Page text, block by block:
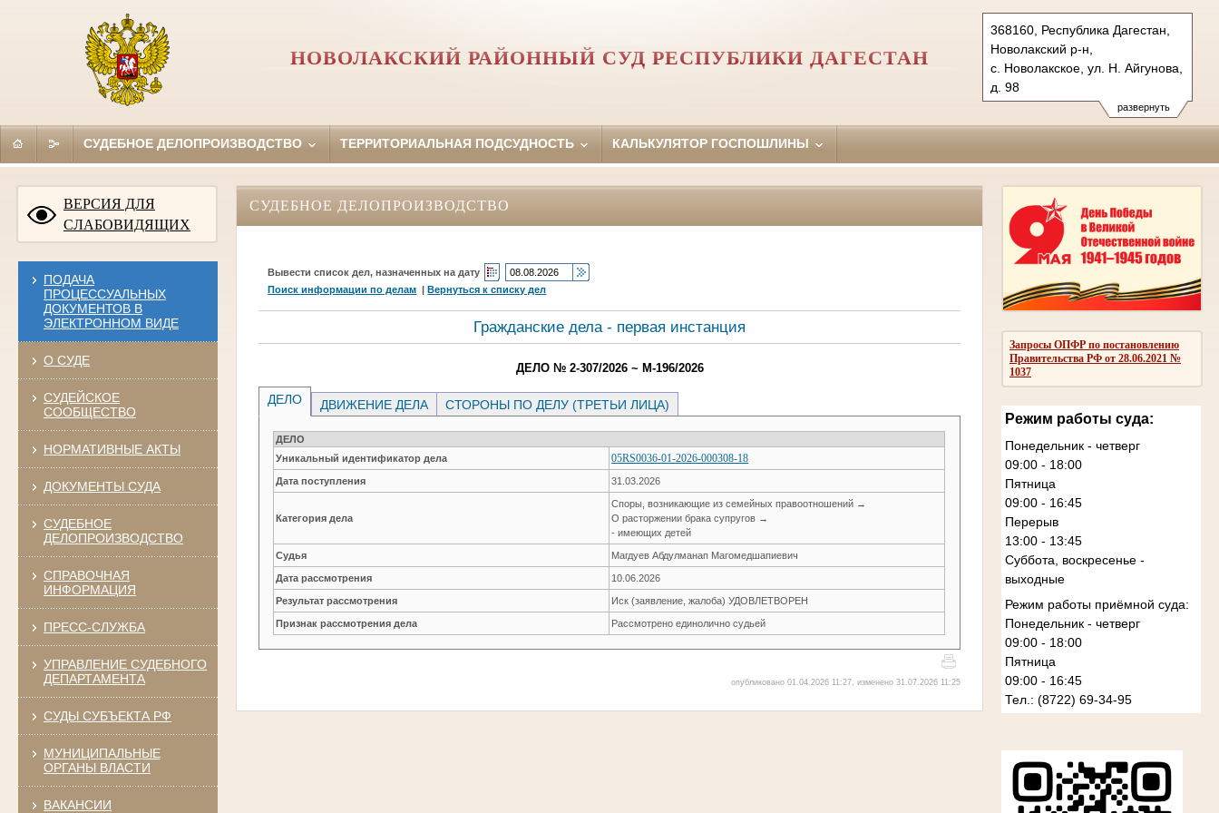
развернуть
368160, Республика Дагестан,
Новолакский р-н,
с. Новолакское, ул. Н. Айгунова,
д. 98
Тел.: (8722) 69-34-95
novolakskiy.dag@sudrf.ru
НОВОЛАКСКИЙ РАЙОННЫЙ СУД РЕСПУБЛИКИ ДАГЕСТАН
СУДЕБНОЕ ДЕЛОПРОИЗВОДСТВО ТЕРРИТОРИАЛЬНАЯ ПОДСУДНОСТЬ КАЛЬКУЛЯТОР ГОСПОШЛИНЫ
ВЕРСИЯ ДЛЯ
СЛАБОВИДЯЩИХ
ПОДАЧА
ПРОЦЕССУАЛЬНЫХ
ДОКУМЕНТОВ В
ЭЛЕКТРОННОМ ВИДЕ
О СУДЕ
СУДЕЙСКОЕ
СООБЩЕСТВО
НОРМАТИВНЫЕ АКТЫ
ДОКУМЕНТЫ СУДА
СУДЕБНОЕ
ДЕЛОПРОИЗВОДСТВО
СПРАВОЧНАЯ
ИНФОРМАЦИЯ
ПРЕСС-СЛУЖБА
УПРАВЛЕНИЕ СУДЕБНОГО
ДЕПАРТАМЕНТА
СУДЫ СУБЪЕКТА РФ
МУНИЦИПАЛЬНЫЕ
ОРГАНЫ ВЛАСТИ
ВАКАНСИИ
Запросы ОПФР по постановлению
Правительства РФ от 28.06.2021 №
1037
Режим работы суда:
Понедельник - четверг
09:00 - 18:00
Пятница
09:00 - 16:45
Перерыв
13:00 - 13:45
Суббота, воскресенье -
выходные
Режим работы приёмной суда:
Понедельник - четверг
09:00 - 18:00
Пятница
09:00 - 16:45
Тел.: (8722) 69-34-95
СУДЕБНОЕ ДЕЛОПРОИЗВОДСТВО
Вывести список дел, назначенных на дату
Поиск информации по делам |Вернуться к списку дел
Гражданские дела - первая инстанция
ДЕЛО № 2-307/2026 ~ М-196/2026
ДЕЛО ДВИЖЕНИЕ ДЕЛА СТОРОНЫ ПО ДЕЛУ (ТРЕТЬИ ЛИЦА)
ДЕЛО
Уникальный идентификатор дела
05RS0036-01-2026-000308-18
Дата поступления 31.03.2026
Категория дела
Споры, возникающие из семейных правоотношений →
О расторжении брака супругов →
- имеющих детей
Судья Магдуев Абдулманап Магомедшапиевич
Дата рассмотрения 10.06.2026
Результат рассмотрения Иск (заявление, жалоба) УДОВЛЕТВОРЕН
Признак рассмотрения дела Рассмотрено единолично судьей
опубликовано 01.04.2026 11:27, изменено 31.07.2026 11:25